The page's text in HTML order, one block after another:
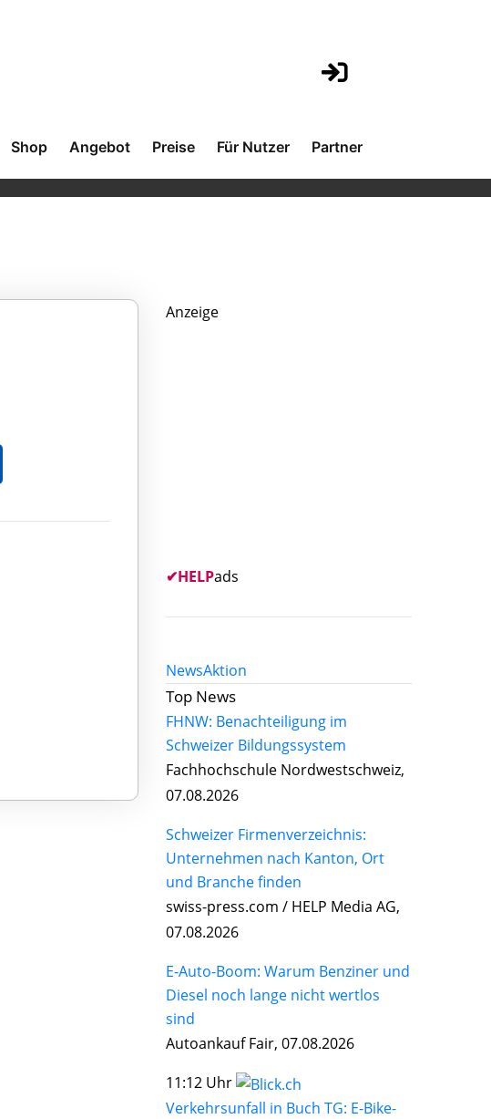
Shop Angebot Preise Für Nutzer Partner
Anzeige
✔HELPads
NewsAktion
Top News
FHNW: Benachteiligung im
Schweizer Bildungssystem
Fachhochschule Nordwestschweiz,
07.08.2026
Schweizer Firmenverzeichnis:
Unternehmen nach Kanton, Ort
und Branche finden
swiss-press.com / HELP Media AG,
07.08.2026
E-Auto-Boom: Warum Benziner und
Diesel noch lange nicht wertlos
sind
Autoankauf Fair, 07.08.2026
11:12 Uhr
Verkehrsunfall in Buch TG: E-Bike-